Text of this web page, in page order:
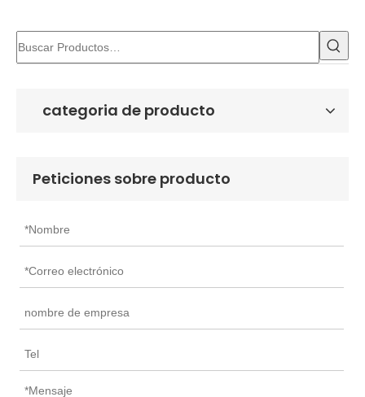
categoria de producto
Peticiones sobre producto